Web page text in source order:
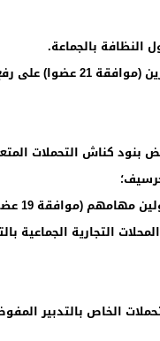
صوت المجلس بإجماع
كناش التحملات
صوت
التجارية الجماعية
الخاص بالتدبير